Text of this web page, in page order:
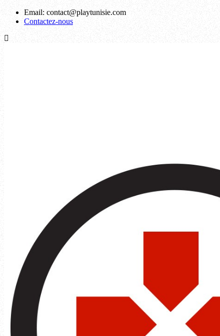
Email: contact@playtunisie.com
Contactez-nous